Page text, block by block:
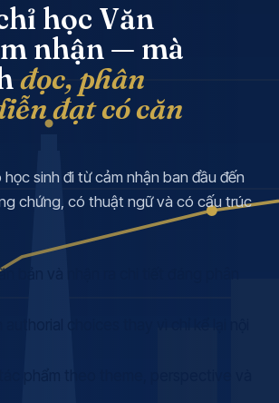
học Văn
nhận — mà
đọc, phân
đạt có căn
học sinh đi từ cảm nhận ban đầu đến
chứng, có thuật ngữ và có cấu trúc
bản và nhận ra chi tiết đáng phân